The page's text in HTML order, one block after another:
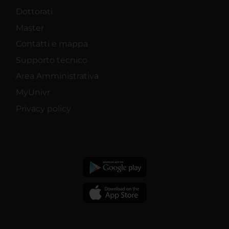
Dottorati
Master
Contatti e mappa
Supporto tecnico
Area Amministrativa
MyUnivr
Privacy policy